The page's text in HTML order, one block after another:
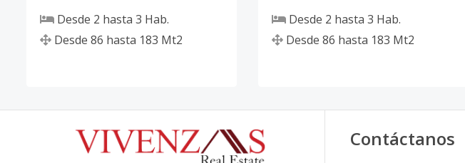
Desde 2 hasta 3 Hab.
Desde 86 hasta 183 Mt2
Desde 2 hasta 3 Hab.
Desde 86 hasta 183 Mt2
Contáctanos